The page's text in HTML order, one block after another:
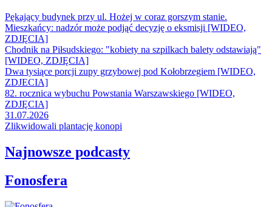
Pękający budynek przy ul. Hożej w coraz gorszym stanie.
Mieszkańcy: nadzór może podjąć decyzję o eksmisji [WIDEO,
ZDJĘCIA]
Chodnik na Piłsudskiego: "kobiety na szpilkach balety odstawiają"
[WIDEO, ZDJĘCIA]
Dwa tysiące porcji zupy grzybowej pod Kołobrzegiem [WIDEO,
ZDJECIA]
82. rocznica wybuchu Powstania Warszawskiego [WIDEO,
ZDJĘCIA]
31.07.2026
Zlikwidowali plantację konopi
Najnowsze podcasty
Fonosfera